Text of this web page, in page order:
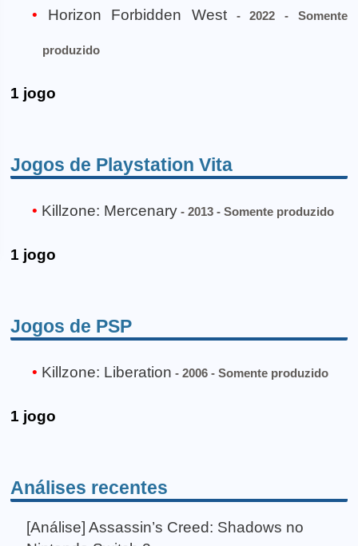
Horizon Forbidden West- 2022 - Somente
produzido
1 jogo
Jogos de Playstation Vita
Killzone: Mercenary - 2013 - Somente produzido
1 jogo
Jogos de PSP
Killzone: Liberation - 2006 - Somente produzido
1 jogo
Análises recentes
[Análise] Assassin’s Creed: Shadows no